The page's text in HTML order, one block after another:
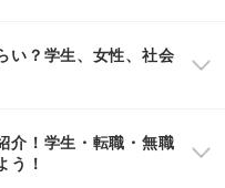
い？学生、女性、社会
介！学生・転職・無職
う！